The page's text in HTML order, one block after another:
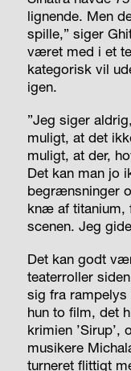
lignende. Men
spille,” siger
været med i et
kategorisk vil
igen.
”Jeg siger
muligt, at det
muligt, at der,
Det kan man jo
begrænsninger
knæ af titanium,
scenen. Jeg
Det kan godt
teaterroller
sig fra
hun to film, det
krimien
musikere
turneret flittigt